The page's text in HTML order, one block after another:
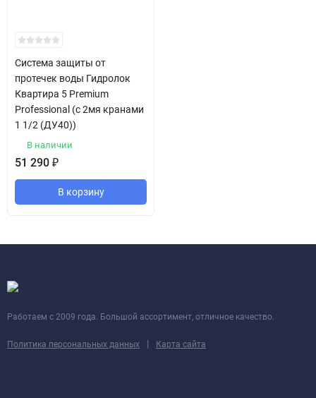
Система защиты от
протечек воды Гидролок
Квартира 5 Premium
Professional (с 2мя кранами
1 1/2 (ДУ40))
В наличии
51 290 ₽
В корзину
Работаем с 2009 года. Большой ассортимент, отличное качество.
Политика персональных данных | Карта сайта